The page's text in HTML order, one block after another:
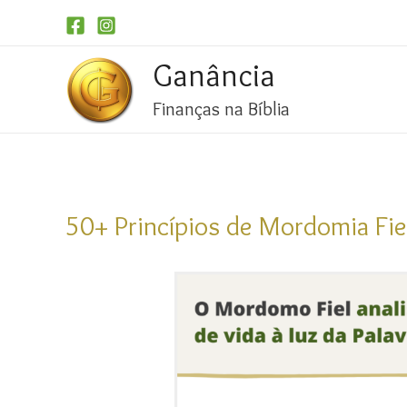
Ganância
Finanças na Bíblia
50+ Princípios de Mordomia